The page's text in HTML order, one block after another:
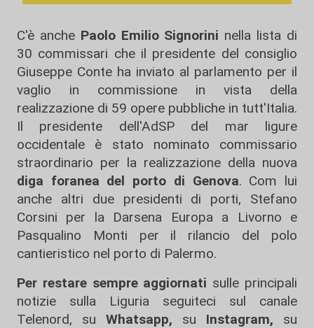
C'è anche Paolo Emilio Signorini nella lista di
30 commissari che il presidente del consiglio
Giuseppe Conte ha inviato al parlamento per il
vaglio in commissione in vista della
realizzazione di 59 opere pubbliche in tutt'Italia.
Il presidente dell'AdSP del mar ligure
occidentale è stato nominato commissario
straordinario per la realizzazione della nuova
diga foranea del porto di Genova. Com lui
anche altri due presidenti di porti, Stefano
Corsini per la Darsena Europa a Livorno e
Pasqualino Monti per il rilancio del polo
cantieristico nel porto di Palermo.
Per restare sempre aggiornati sulle principali
notizie sulla Liguria seguiteci sul canale
Telenord, su
Whatsapp, su Instagram, su